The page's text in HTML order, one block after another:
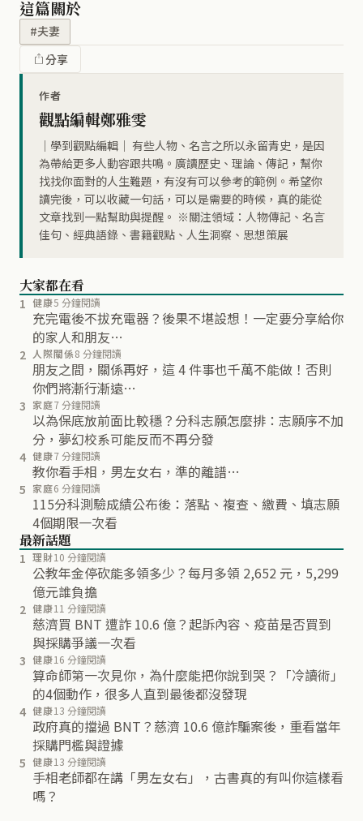
這篇關於
#夫妻
分享
作者
觀點編輯鄭雅雯
｜學到觀點編輯｜ 有些人物、名言之所以永留青史，是因
為帶給更多人動容跟共鳴。廣讀歷史、理論、傳記，幫你
找找你面對的人生難題，有沒有可以參考的範例。希望你
讀完後，可以收藏一句話，可以是需要的時候，真的能從
文章找到一點幫助與提醒。 ※關注領域：人物傳記、名言
佳句、經典語錄、書籍觀點、人生洞察、思想策展
大家都在看
1 健康5 分鐘閱讀
充完電後不拔充電器？後果不堪設想！一定要分享給你
的家人和朋友…
2 人際關係8 分鐘閱讀
朋友之間，關係再好，這 4 件事也千萬不能做！否則
你們將漸行漸遠…
3 家庭7 分鐘閱讀
以為保底放前面比較穩？分科志願怎麼排：志願序不加
分，夢幻校系可能反而不再分發
4 健康7 分鐘閱讀
教你看手相，男左女右，準的離譜…
5 家庭6 分鐘閱讀
115分科測驗成績公布後：落點、複查、繳費、填志願
4個期限一次看
最新話題
1 理財10 分鐘閱讀
公教年金停砍能多領多少？每月多領 2,652 元，5,299
億元誰負擔
2 健康11 分鐘閱讀
慈濟買 BNT 遭詐 10.6 億？起訴內容、疫苗是否買到
與採購爭議一次看
3 健康16 分鐘閱讀
算命師第一次見你，為什麼能把你說到哭？「冷讀術」
的4個動作，很多人直到最後都沒發現
4 健康13 分鐘閱讀
政府真的擋過 BNT？慈濟 10.6 億詐騙案後，重看當年
採購門檻與證據
5 健康13 分鐘閱讀
手相老師都在講「男左女右」，古書真的有叫你這樣看
嗎？